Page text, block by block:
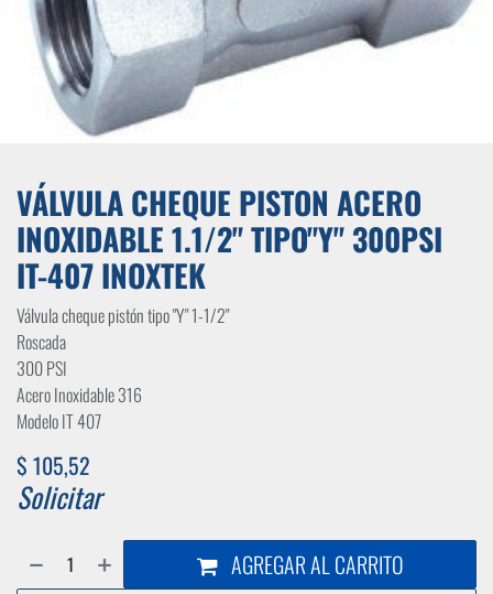
VÁLVULA CHEQUE PISTON ACERO
INOXIDABLE 1.1/2" TIPO"Y" 300PSI
IT-407 INOXTEK
Válvula cheque pistón tipo "Y" 1-1/2"
Roscada
300 PSI
Acero Inoxidable 316
Modelo IT 407
$ 105,52
Solicitar
AGREGAR AL CARRITO